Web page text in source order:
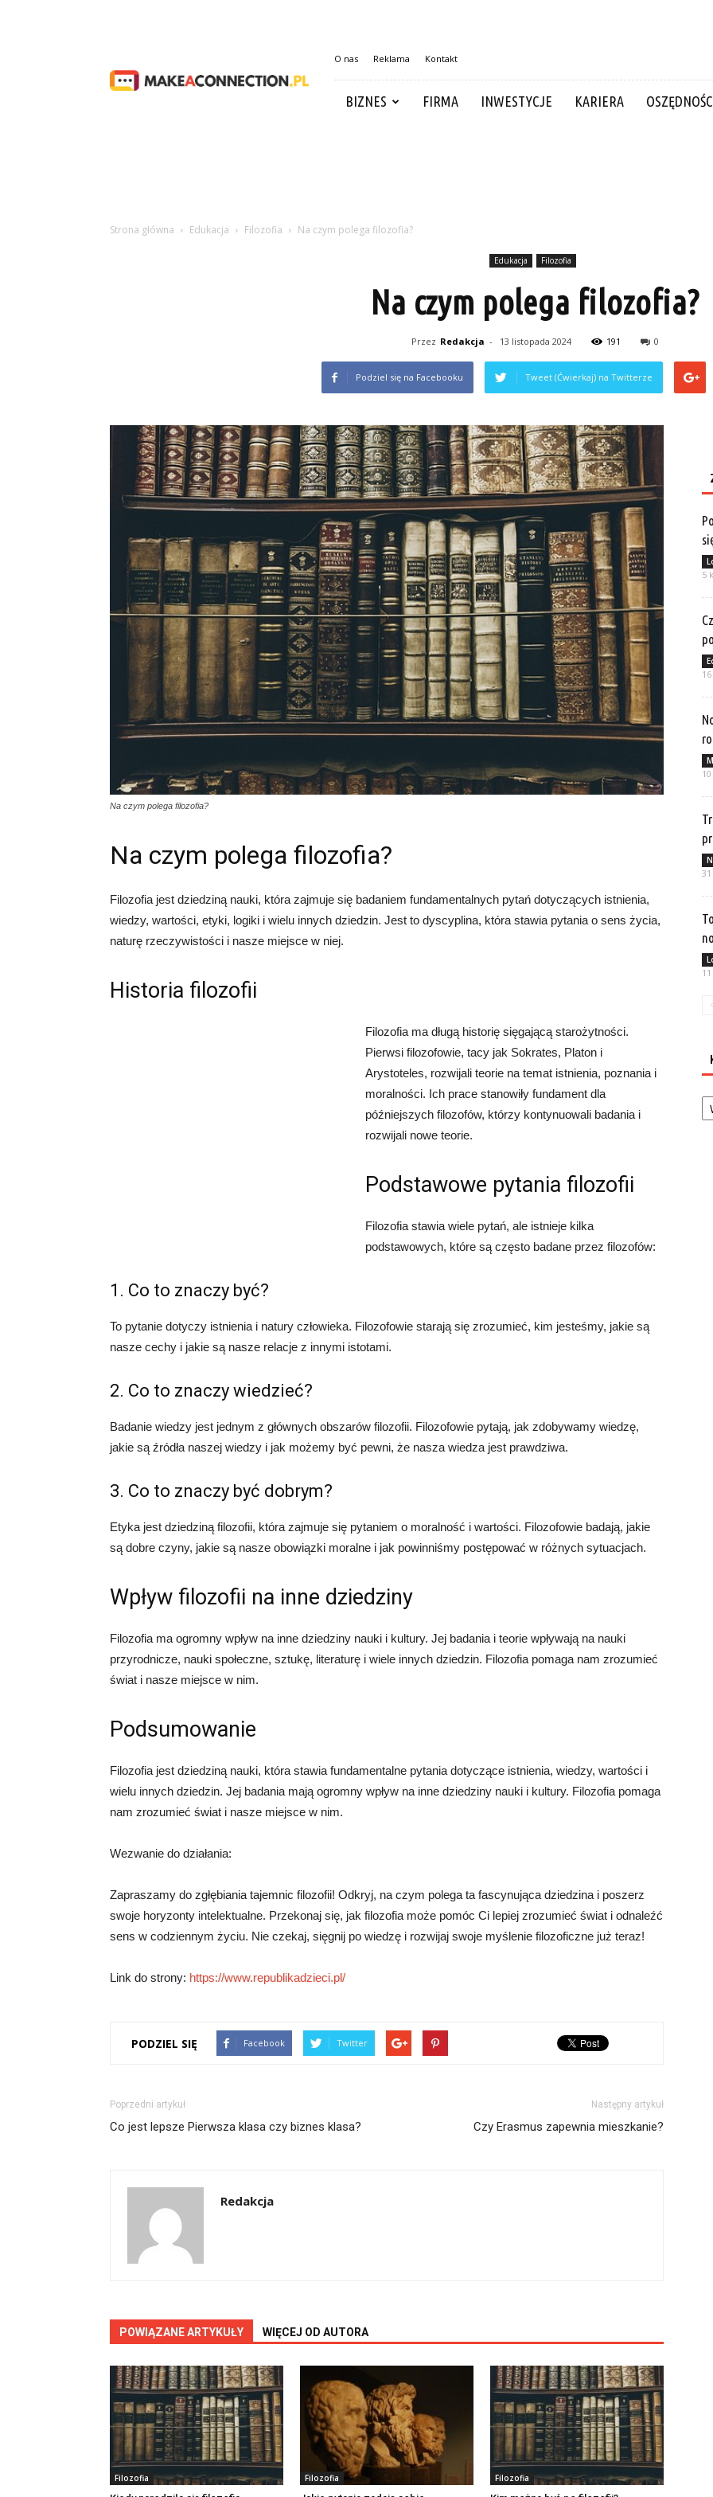
O nas Reklama Kontakt
BIZNES FIRMA INWESTYCJE KARIERA
Strona główna Edukacja Filozofia Na czym polega filozofia?
Edukacja Filozofia
Na czym polega filozofia?
Przez Redakcja - 13 listopada 2024 191 0
Podziel się na Facebooku Tweet (Ćwierkaj) na Twitterze
Na czym polega filozofia?
Na czym polega filozofia?
Filozofia jest dziedziną nauki, która zajmuje się badaniem fundamentalnych pytań dotyczących istnienia,
wiedzy, wartości, etyki, logiki i wielu innych dziedzin. Jest to dyscyplina, która stawia pytania o sens życia,
naturę rzeczywistości i nasze miejsce w niej.
Historia filozofii
Filozofia ma długą historię sięgającą starożytności.
Pierwsi filozofowie, tacy jak Sokrates, Platon i
Arystoteles, rozwijali teorie na temat istnienia, poznania i
moralności. Ich prace stanowiły fundament dla
późniejszych filozofów, którzy kontynuowali badania i
rozwijali nowe teorie.
Podstawowe pytania filozofii
Filozofia stawia wiele pytań, ale istnieje kilka
podstawowych, które są często badane przez filozofów:
1. Co to znaczy być?
To pytanie dotyczy istnienia i natury człowieka. Filozofowie starają się zrozumieć, kim jesteśmy, jakie są
nasze cechy i jakie są nasze relacje z innymi istotami.
2. Co to znaczy wiedzieć?
Badanie wiedzy jest jednym z głównych obszarów filozofii. Filozofowie pytają, jak zdobywamy wiedzę,
jakie są źródła naszej wiedzy i jak możemy być pewni, że nasza wiedza jest prawdziwa.
3. Co to znaczy być dobrym?
Etyka jest dziedziną filozofii, która zajmuje się pytaniem o moralność i wartości. Filozofowie badają, jakie
są dobre czyny, jakie są nasze obowiązki moralne i jak powinniśmy postępować w różnych sytuacjach.
Wpływ filozofii na inne dziedziny
Filozofia ma ogromny wpływ na inne dziedziny nauki i kultury. Jej badania i teorie wpływają na nauki
przyrodnicze, nauki społeczne, sztukę, literaturę i wiele innych dziedzin. Filozofia pomaga nam zrozumieć
świat i nasze miejsce w nim.
Podsumowanie
Filozofia jest dziedziną nauki, która stawia fundamentalne pytania dotyczące istnienia, wiedzy, wartości i
wielu innych dziedzin. Jej badania mają ogromny wpływ na inne dziedziny nauki i kultury. Filozofia pomaga
nam zrozumieć świat i nasze miejsce w nim.
Wezwanie do działania:
Zapraszamy do zgłębiania tajemnic filozofii! Odkryj, na czym polega ta fascynująca dziedzina i poszerz
swoje horyzonty intelektualne. Przekonaj się, jak filozofia może pomóc Ci lepiej zrozumieć świat i odnaleźć
sens w codziennym życiu. Nie czekaj, sięgnij po wiedzę i rozwijaj swoje myślenie filozoficzne już teraz!
Link do strony: https://www.republikadzieci.pl/
PODZIEL SIĘ Facebook Twitter
Poprzedni artykuł
Co jest lepsze Pierwsza klasa czy biznes klasa?
Następny artykuł
Czy Erasmus zapewnia mieszkanie?
Redakcja
POWIĄZANE ARTYKUŁY WIĘCEJ OD AUTORA
Filozofia Filozofia Filozofia
5